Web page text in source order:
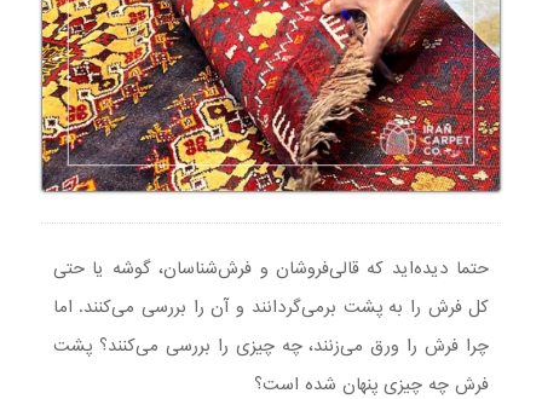
حتما دیده‌اید که قالی‌فروشان و فرش‌شناسان، گوشه یا حتی
کل فرش را به پشت برمی‌گردانند و آن را بررسی می‌کنند. اما
چرا فرش را ورق می‌زنند، چه چیزی را بررسی می‌کنند؟ پشت
فرش چه چیزی پنهان شده است؟